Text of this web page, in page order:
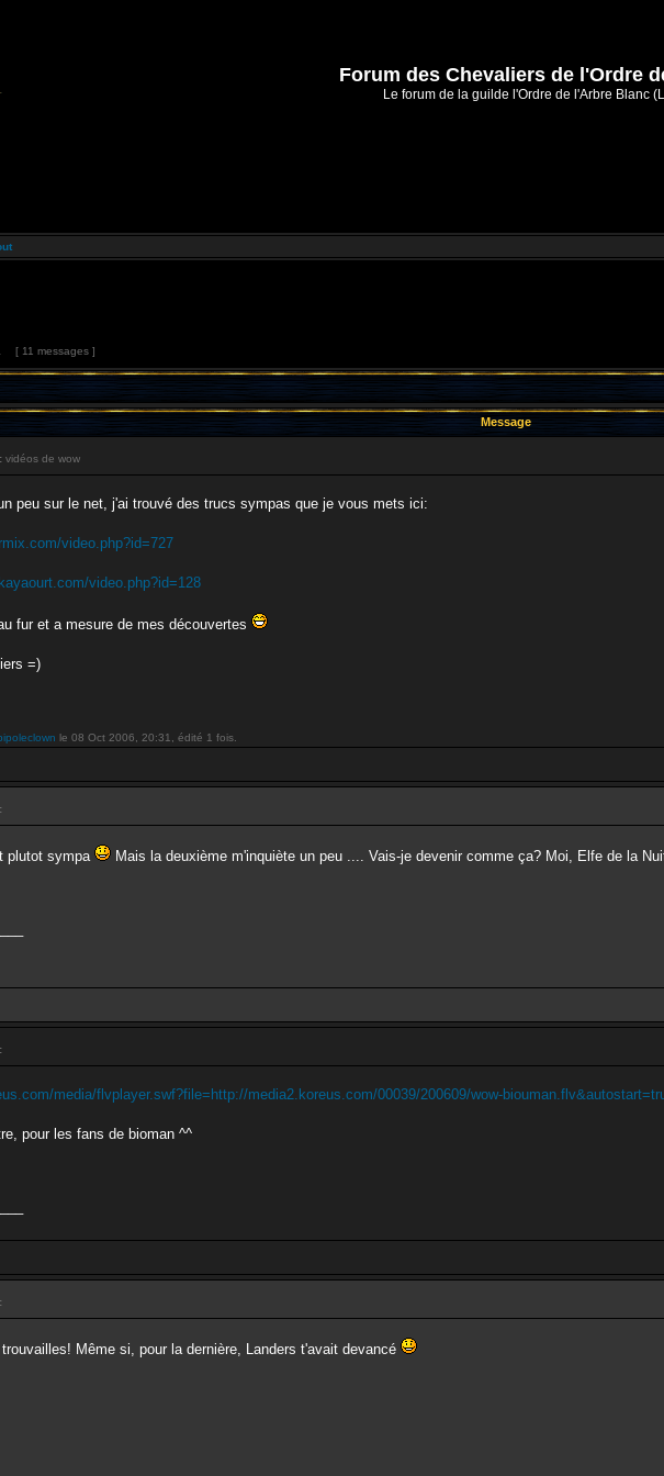
Forum des Chevaliers de l'Ordre
Le forum de la guilde l'Ordre de l'Arbre Blanc
[ 11 messages ]
Message
vidéos de wow
peu sur le net, j'ai trouvé des trucs sympas que je vous mets ici:
video.php?id=727
video.php?id=128
fur et a mesure de mes découvertes
=)
le 08 Oct 2006, 20:31, édité 1 fois.
plutot sympa Mais la deuxième m'inquiète un peu .... Vais-je devenir comme ça? Moi, Elfe de la
media/flvplayer.swf?file=http://media2.koreus.com/00039/200609/wow-
pour les fans de bioman ^^
Même si, pour la dernière, Landers t'avait devancé